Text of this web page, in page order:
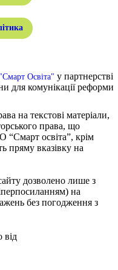
Освіта" у партнерстві
для комунікації реформи
на текстові матеріали,
права, що
“Смарт освіта”, крім
пряму вказівку на
дозволено лише з
на
без погодження з
від